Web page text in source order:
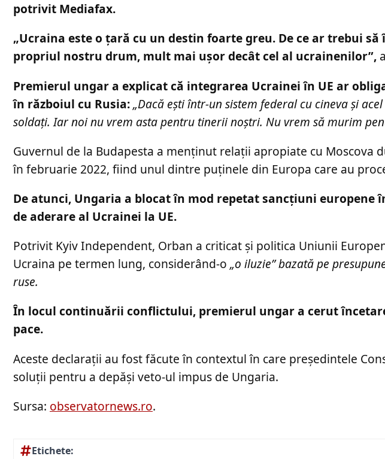
potrivit Mediafax.
„Ucraina este o țară cu un destin foarte greu. De ce ar trebui
propriul nostru drum, mult mai ușor decât cel al ucrainenilor”,
Premierul ungar a explicat că integrarea Ucrainei în UE ar
în războiul cu Rusia:„Dacă ești într-un sistem federal cu cineva și
soldați. Iar noi nu vrem asta pentru tinerii noștri. Nu vrem să murim
Guvernul de la Budapesta a menținut relații apropiate cu Moscova
în februarie 2022, fiind unul dintre puținele din Europa care au
De atunci, Ungaria a blocat în mod repetat sancțiuni europene
de aderare al Ucrainei la UE.
Potrivit Kyiv Independent, Orban a criticat și politica Uniunii
Ucraina pe termen lung, considerând-o „o iluzie” bazată pe
ruse.
În locul continuării conflictului, premierul ungar a cerut
pace.
Aceste declarații au fost făcute în contextul în care președintele
soluții pentru a depăși veto-ul impus de Ungaria.
Sursa: observatornews.ro.
Etichete: